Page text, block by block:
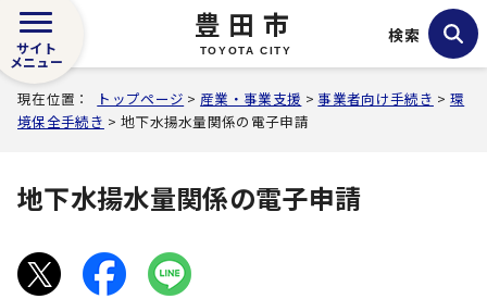
豊田市
TOYOTA CITY
サイト
メニュー
検索
現在位置： トップページ > 産業・事業支援 > 事業者向け手続き > 環
境保全手続き > 地下水揚水量関係の電子申請
地下水揚水量関係の電子申請